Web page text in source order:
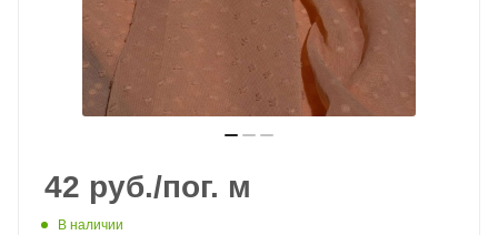
42 руб./пог. м
В наличии